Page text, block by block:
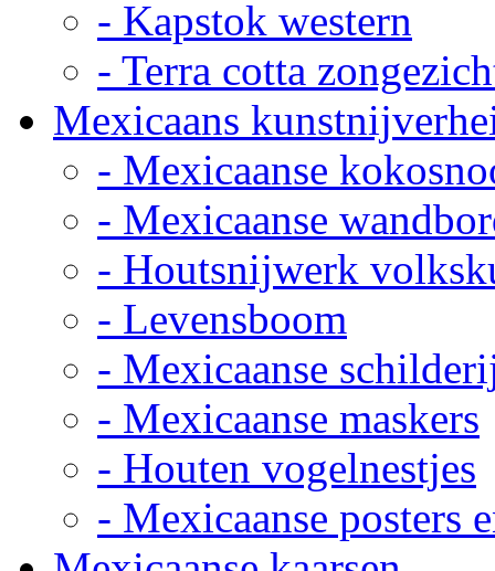
- Kapstok western
- Terra cotta
Mexicaans
- Mexicaanse
- Mexicaanse
- Houtsnijwerk
- Levensboom
- Mexicaanse
- Mexicaanse maskers
- Houten vogelnestjes
- Mexicaanse posters